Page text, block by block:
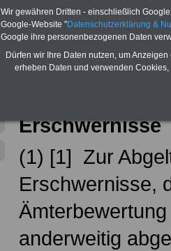
Zur Übersicht
Bayern:
Erschwernisse
(1) [1] Zur
Erschwernisse,
anderweitig
Wir gewähren Dritten - einschließlich
Google-Website "Datenschutzerklärung &
Google ihre personenbezogenen Daten
Dürfen wir Ihre Daten nutzen, um
erheben Daten und verwenden